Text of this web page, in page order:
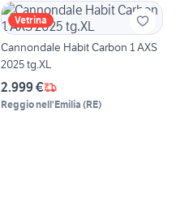
Vetrina
Cannondale Habit Carbon 1 AXS
2025 tg.XL
2.999 €
Reggio nell'Emilia (RE)